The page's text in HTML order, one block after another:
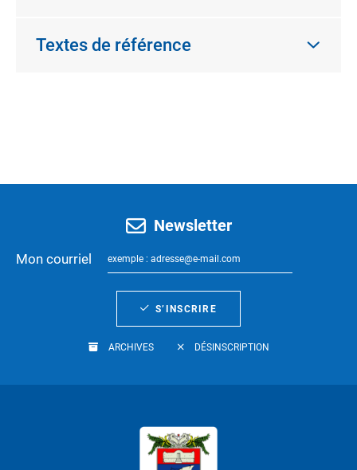
Textes de référence
Newsletter
Mon courriel
S’INSCRIRE
ARCHIVES DÉSINSCRIPTION